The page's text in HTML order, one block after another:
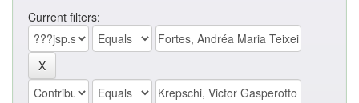
Current filters: